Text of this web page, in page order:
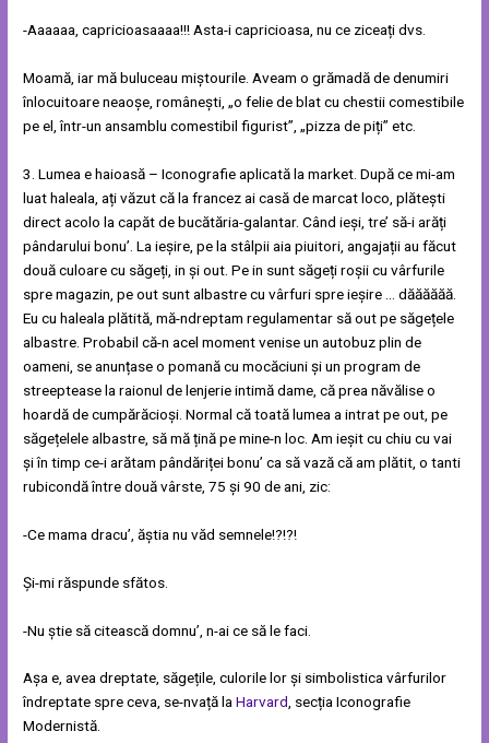
-Aaaaaa, capricioasaaaa!!! Asta-i capricioasa, nu ce ziceați dvs.
Moamă, iar mă buluceau miștourile. Aveam o grămadă de denumiri
înlocuitoare neaoșe, românești, „o felie de blat cu chestii comestibile
pe el, într-un ansamblu comestibil figurist”, „pizza de piți” etc.
3. Lumea e haioasă – Iconografie aplicată la market. După ce mi-am
luat haleala, ați văzut că la francez ai casă de marcat loco, plătești
direct acolo la capăt de bucătăria-galantar. Când ieși, tre’ să-i arăți
pândarului bonu’. La ieșire, pe la stâlpii aia piuitori, angajații au făcut
două culoare cu săgeți, in și out. Pe in sunt săgeți roșii cu vârfurile
spre magazin, pe out sunt albastre cu vârfuri spre ieșire … dăăăăăă.
Eu cu haleala plătită, mă-ndreptam regulamentar să out pe săgețele
albastre. Probabil că-n acel moment venise un autobuz plin de
oameni, se anunțase o pomană cu mocăciuni și un program de
streeptease la raionul de lenjerie intimă dame, că prea năvălise o
hoardă de cumpărăcioși. Normal că toată lumea a intrat pe out, pe
săgețelele albastre, să mă țină pe mine-n loc. Am ieșit cu chiu cu vai
și în timp ce-i arătam pândăriței bonu’ ca să vază că am plătit, o tanti
rubicondă între două vârste, 75 și 90 de ani, zic:
-Ce mama dracu’, ăștia nu văd semnele!?!?!
Și-mi răspunde sfătos.
-Nu știe să citească domnu’, n-ai ce să le faci.
Așa e, avea dreptate, săgețile, culorile lor și simbolistica vârfurilor
îndreptate spre ceva, se-nvață laHarvard, secția Iconografie
Modernistă.